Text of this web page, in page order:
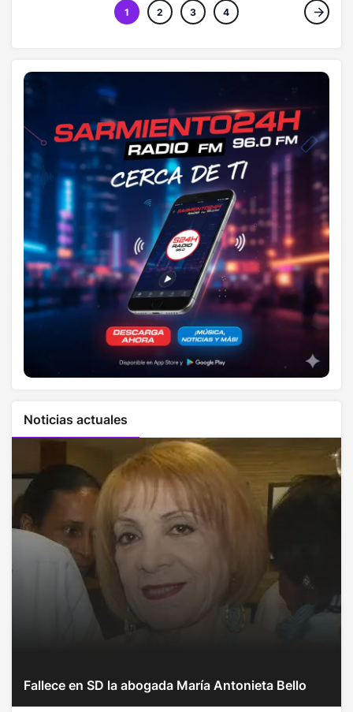
con tronadas en la tarde
en varias provincias
1 2 3 4
Noticias actuales
Fallece en SD la abogada María Antonieta Bello